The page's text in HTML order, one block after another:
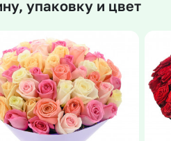
До 10000
Выбор
упаковку и цвет